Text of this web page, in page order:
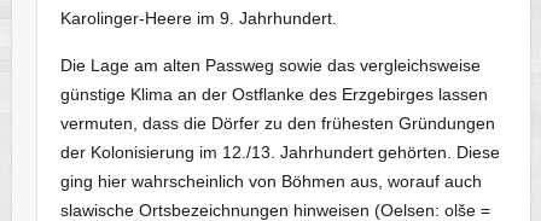
Karolinger-Heere im 9. Jahrhundert.
Die Lage am alten Passweg sowie das vergleichsweise
günstige Klima an der Ostflanke des Erzgebirges lassen
vermuten, dass die Dörfer zu den frühesten Gründungen
der Kolonisierung im 12./13. Jahrhundert gehörten. Diese
ging hier wahrscheinlich von Böhmen aus, worauf auch
slawische Ortsbezeichnungen hinweisen (Oelsen: olše =